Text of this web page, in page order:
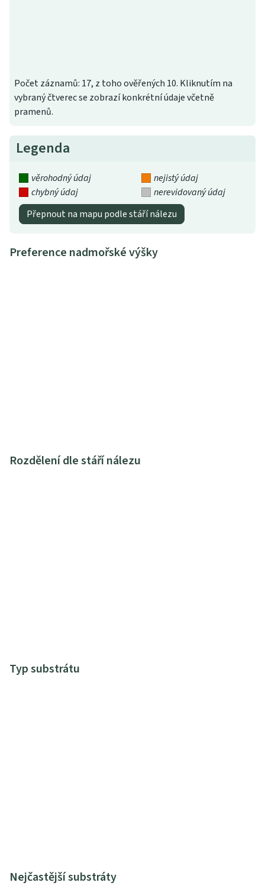
Počet záznamů: 17, z toho ověřených 10. Kliknutím na
vybraný čtverec se zobrazí konkrétní údaje včetně
pramenů.
Legenda
věrohodný údaj
nejistý údaj
chybný údaj
nerevidovaný údaj
Přepnout na mapu podle stáří nálezu
Preference nadmořské výšky
Rozdělení dle stáří nálezu
Typ substrátu
Nejčastější substráty